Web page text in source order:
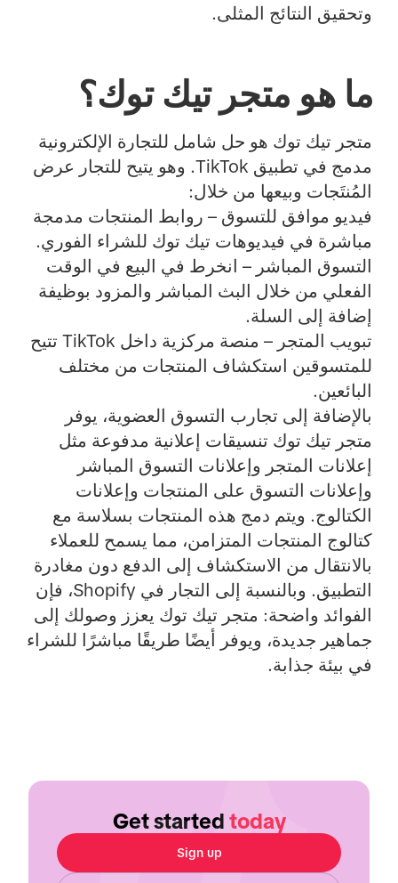
وتحقيق النتائج المثلى.
ما هو متجر تيك توك؟
متجر تيك توك هو حل شامل للتجارة الإلكترونية
مدمج في تطبيق TikTok. وهو يتيح للتجار عرض
المُنتَجات وبيعها من خلال:
فيديو موافق للتسوق – روابط المنتجات مدمجة
مباشرة في فيديوهات تيك توك للشراء الفوري.
التسوق المباشر – انخرط في البيع في الوقت
الفعلي من خلال البث المباشر والمزود بوظيفة
إضافة إلى السلة.
تبويب المتجر – منصة مركزية داخل TikTok تتيح
للمتسوقين استكشاف المنتجات من مختلف
البائعين.
بالإضافة إلى تجارب التسوق العضوية، يوفر
متجر تيك توك تنسيقات إعلانية مدفوعة مثل
إعلانات المتجر وإعلانات التسوق المباشر
وإعلانات التسوق على المنتجات وإعلانات
الكتالوج. ويتم دمج هذه المنتجات بسلاسة مع
كتالوج المنتجات المتزامن، مما يسمح للعملاء
بالانتقال من الاستكشاف إلى الدفع دون مغادرة
التطبيق. وبالنسبة إلى التجار في Shopify، فإن
الفوائد واضحة: متجر تيك توك يعزز وصولك إلى
جماهير جديدة، ويوفر أيضًا طريقًا مباشرًا للشراء
في بيئة جذابة.
Get started today
Sign up